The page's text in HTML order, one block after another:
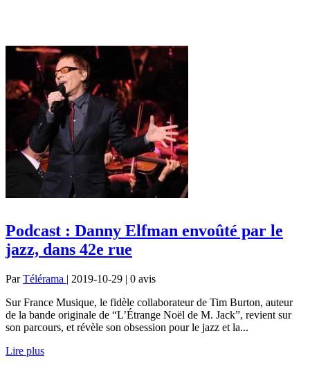
Podcast : Danny Elfman envoûté par le
jazz, dans 42e rue
ParTélérama | 2019-10-29 | 0 avis
Sur France Musique, le fidèle collaborateur de Tim Burton, auteur
de la bande originale de “L’Étrange Noël de M. Jack”, revient sur
son parcours, et révèle son obsession pour le jazz et la...
Lire plus